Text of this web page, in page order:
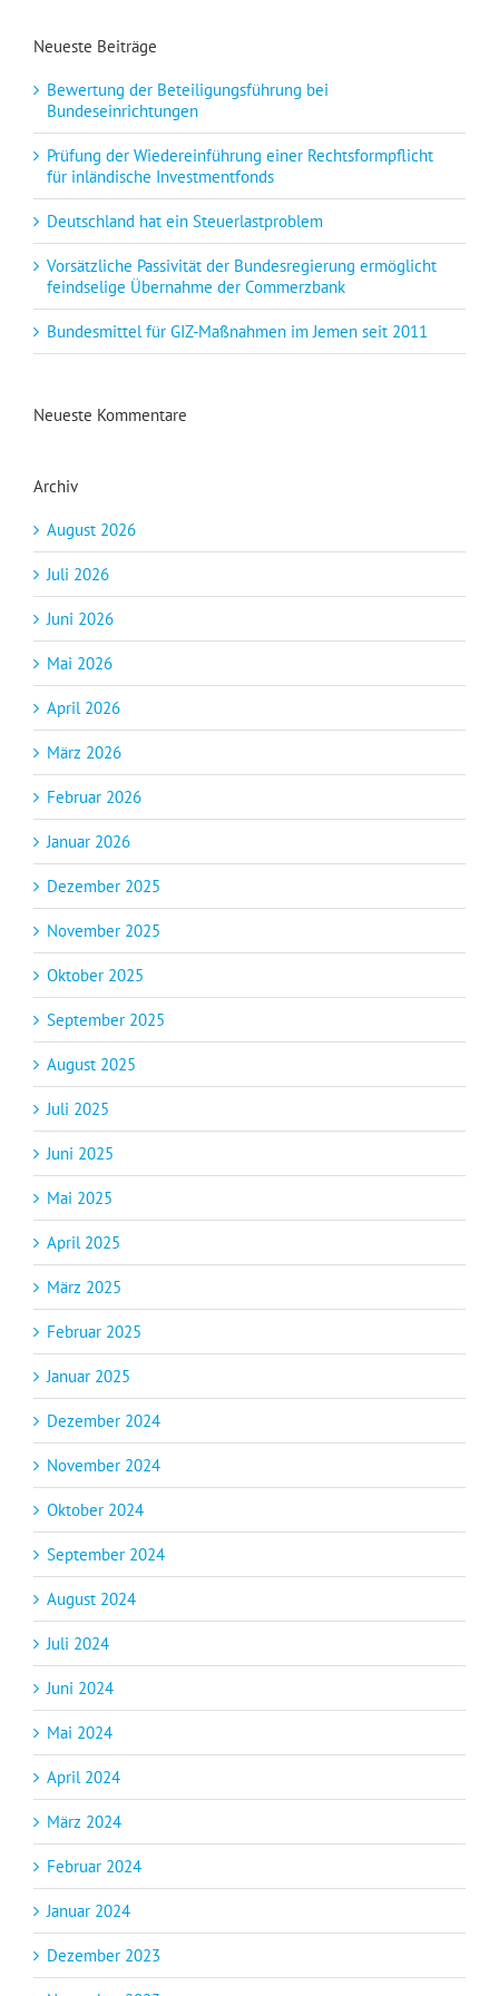
Neueste Beiträge
Bewertung der Beteiligungsführung bei
Bundeseinrichtungen
Prüfung der Wiedereinführung einer Rechtsformpflicht
für inländische Investmentfonds
Deutschland hat ein Steuerlastproblem
Vorsätzliche Passivität der Bundesregierung ermöglicht
feindselige Übernahme der Commerzbank
Bundesmittel für GIZ-Maßnahmen im Jemen seit 2011
Neueste Kommentare
Archiv
August 2026
Juli 2026
Juni 2026
Mai 2026
April 2026
März 2026
Februar 2026
Januar 2026
Dezember 2025
November 2025
Oktober 2025
September 2025
August 2025
Juli 2025
Juni 2025
Mai 2025
April 2025
März 2025
Februar 2025
Januar 2025
Dezember 2024
November 2024
Oktober 2024
September 2024
August 2024
Juli 2024
Juni 2024
Mai 2024
April 2024
März 2024
Februar 2024
Januar 2024
Dezember 2023